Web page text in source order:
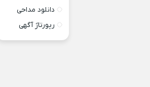
دانلود مداحی
رپورتاژ آگهی